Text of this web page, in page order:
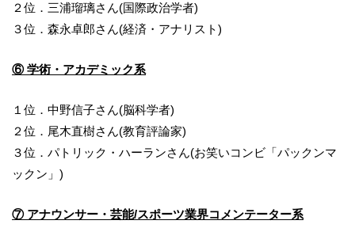
２位．三浦瑠璃さん(国際政治学者)
３位．森永卓郎さん(経済・アナリスト)
⑥ 学術・アカデミック系
１位．中野信子さん(脳科学者)
２位．尾木直樹さん(教育評論家)
３位．パトリック・ハーランさん(お笑いコンビ「パックンマ
ックン」 )
⑦ アナウンサー・芸能/スポーツ業界コメンテーター系